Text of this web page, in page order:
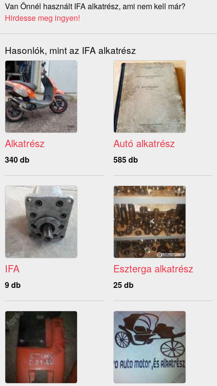
Van Önnél használt IFA alkatrész, ami nem kell már?
Hirdesse meg ingyen!
Hasonlók, mint az IFA alkatrész
Alkatrész
340 db
Autó alkatrész
585 db
IFA
9 db
Eszterga alkatrész
25 db